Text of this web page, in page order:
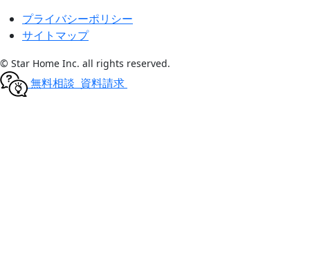
プライバシーポリシー
サイトマップ
© Star Home Inc. all rights reserved.
無料相談 資料請求